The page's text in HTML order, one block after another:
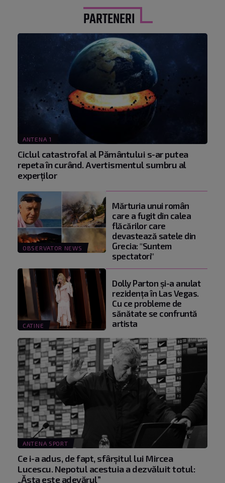
PARTENERI
ANTENA 1
Ciclul catastrofal al Pământului s-ar putea
repeta în curând. Avertismentul sumbru al
experților
OBSERVATOR NEWS
Mărturia unui român
care a fugit din calea
flăcărilor care
devastează satele din
Grecia: "Suntem
spectatori"
CATINE
Dolly Parton și-a anulat
rezidența în Las Vegas.
Cu ce probleme de
sănătate se confruntă
artista
ANTENA SPORT
Ce i-a adus, de fapt, sfârșitul lui Mircea
Lucescu. Nepotul acestuia a dezvăluit totul:
„Ăsta este adevărul”